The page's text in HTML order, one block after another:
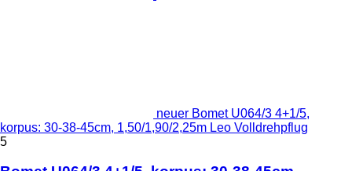
neuer Bomet U064/3 4+1/5,
korpus: 30-38-45cm, 1,50/1,90/2,25m Leo Volldrehpflug
5